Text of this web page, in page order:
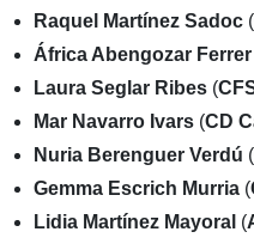
Raquel Martínez Sadoc (
África Abengozar Ferrer
Laura Seglar Ribes(
Mar Navarro Ivars(CD
Nuria Berenguer Verdú (
Gemma Escrich Murria(
Lidia Martínez Mayoral (